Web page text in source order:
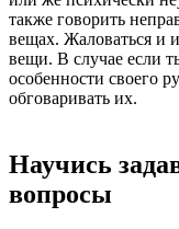
также говорить
вещах. Жаловаться и
вещи. В случае если
особенности своего
обговаривать их.
Научись
вопросы